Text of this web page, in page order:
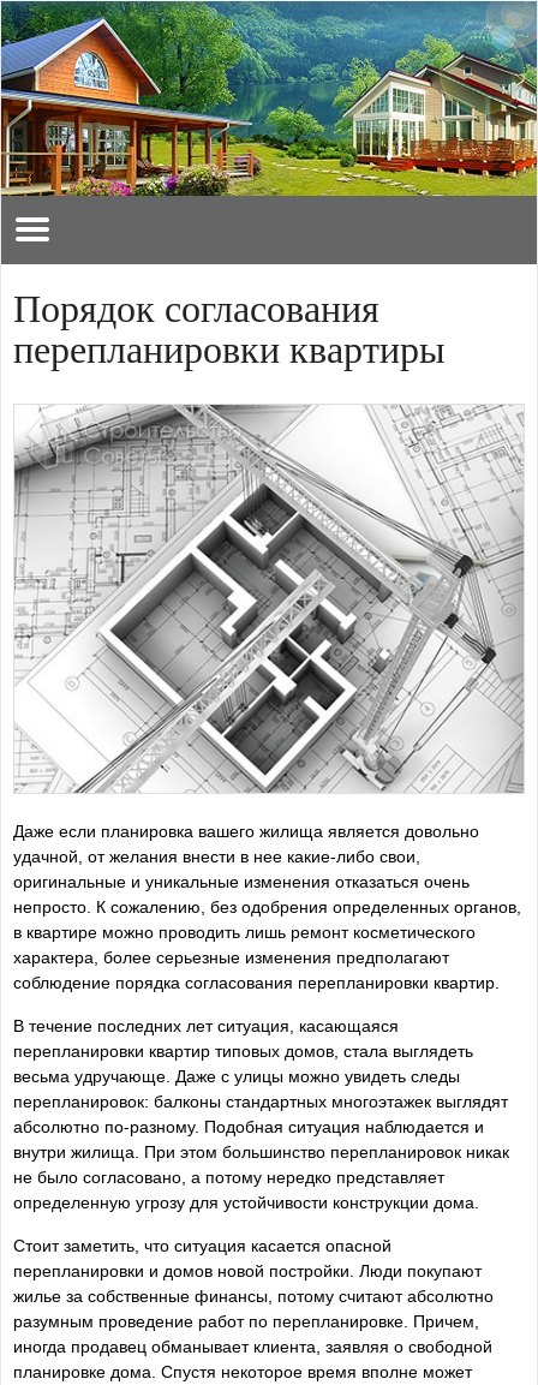
Порядок согласования
перепланировки квартиры
Даже если планировка вашего жилища является довольно
удачной, от желания внести в нее какие-либо свои,
оригинальные и уникальные изменения отказаться очень
непросто. К сожалению, без одобрения определенных органов,
в квартире можно проводить лишь ремонт косметического
характера, более серьезные изменения предполагают
соблюдение порядка согласования перепланировки квартир.
В течение последних лет ситуация, касающаяся
перепланировки квартир типовых домов, стала выглядеть
весьма удручающе. Даже с улицы можно увидеть следы
перепланировок: балконы стандартных многоэтажек выглядят
абсолютно по-разному. Подобная ситуация наблюдается и
внутри жилища. При этом большинство перепланировок никак
не было согласовано, а потому нередко представляет
определенную угрозу для устойчивости конструкции дома.
Стоит заметить, что ситуация касается опасной
перепланировки и домов новой постройки. Люди покупают
жилье за собственные финансы, потому считают абсолютно
разумным проведение работ по перепланировке. Причем,
иногда продавец обманывает клиента, заявляя о свободной
планировке дома. Спустя некоторое время вполне может